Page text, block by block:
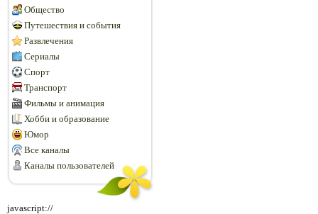
Общество
Путешествия и события
Развлечения
Сериалы
Спорт
Транспорт
Фильмы и анимация
Хобби и образование
Юмор
Все каналы
Каналы пользователей
javascript://